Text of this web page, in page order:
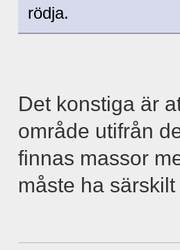
rödja.
Det konstiga är
område utifrån
finnas massor
måste ha